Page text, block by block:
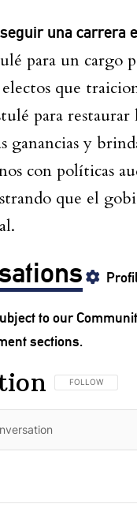
una carrera
para un cargo
que
para
ganancias y
con políticas
que el
to our
sections.
FOLLOW THIS
FOLLOW